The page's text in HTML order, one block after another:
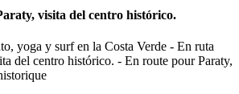
visita del centro histórico.